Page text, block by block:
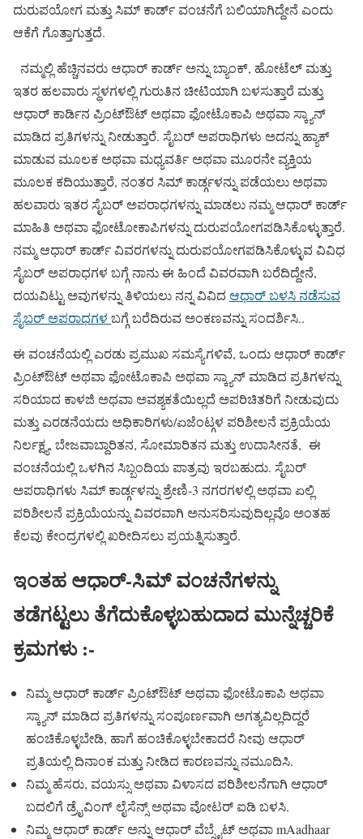
ದುರುಪಯೋಗ ಮತ್ತು ಸಿಮ್ ಕಾರ್ಡ್ ವಂಚನೆಗೆ ಬಲಿಯಾಗಿದ್ದೇನೆ ಎಂದು
ಆಕೆಗೆ ಗೊತ್ತಾಗುತ್ತದೆ.
ನಮ್ಮಲ್ಲಿ ಹೆಚ್ಚಿನವರು ಆಧಾರ್ ಕಾರ್ಡ್ ಅನ್ನು ಬ್ಯಾಂಕ್, ಹೋಟೆಲ್ ಮತ್ತು
ಇತರ ಹಲವಾರು ಸ್ಥಳಗಳಲ್ಲಿ ಗುರುತಿನ ಚೀಟಿಯಾಗಿ ಬಳಸುತ್ತಾರೆ ಮತ್ತು
ಆಧಾರ್ ಕಾರ್ಡಿನ ಪ್ರಿಂಟ್ಔಟ್ ಅಥವಾ ಫೋಟೊಕಾಪಿ ಅಥವಾ ಸ್ಕ್ಯಾನ್
ಮಾಡಿದ ಪ್ರತಿಗಳನ್ನು ನೀಡುತ್ತಾರೆ. ಸೈಬರ್ ಅಪರಾಧಿಗಳು ಅದನ್ನು ಹ್ಯಾಕ್
ಮಾಡುವ ಮೂಲಕ ಅಥವಾ ಮಧ್ಯವರ್ತಿ ಅಥವಾ ಮೂರನೇ ವ್ಯಕ್ತಿಯ
ಮೂಲಕ ಕದಿಯುತ್ತಾರೆ, ನಂತರ ಸಿಮ್ ಕಾರ್ಡ್ಗಳನ್ನು ಪಡೆಯಲು ಅಥವಾ
ಹಲವಾರು ಇತರ ಸೈಬರ್ ಅಪರಾಧಗಳನ್ನು ಮಾಡಲು ನಮ್ಮ ಆಧಾರ್ ಕಾರ್ಡ್
ಮಾಹಿತಿ ಅಥವಾ ಫೋಟೋಕಾಪಿಗಳನ್ನು ದುರುಪಯೋಗಪಡಿಸಿಕೊಳ್ಳುತ್ತಾರೆ.
ನಮ್ಮ ಆಧಾರ್ ಕಾರ್ಡ್ ವಿವರಗಳನ್ನು ದುರುಪಯೋಗಪಡಿಸಿಕೊಳ್ಳುವ ವಿವಿಧ
ಸೈಬರ್ ಅಪರಾಧಗಳ ಬಗ್ಗೆ ನಾನು ಈ ಹಿಂದೆ ವಿವರವಾಗಿ ಬರೆದಿದ್ದೇನೆ,
ದಯವಿಟ್ಟು ಅವುಗಳನ್ನು ತಿಳಿಯಲು ನನ್ನ ವಿವಿದ ಆಧಾರ್ ಬಳಸಿ ನಡೆಸುವ
ಸೈಬರ್ ಅಪರಾಧಗಳ ಬಗ್ಗೆ ಬರೆದಿರುವ ಅಂಕಣವನ್ನು ಸಂದರ್ಶಿಸಿ..
ಈ ವಂಚನೆಯಲ್ಲಿ ಎರಡು ಪ್ರಮುಖ ಸಮಸ್ಯೆಗಳಿವೆ, ಒಂದು ಆಧಾರ್ ಕಾರ್ಡ್
ಪ್ರಿಂಟ್ಔಟ್ ಅಥವಾ ಫೋಟೊಕಾಪಿ ಅಥವಾ ಸ್ಕ್ಯಾನ್ ಮಾಡಿದ ಪ್ರತಿಗಳನ್ನು
ಸರಿಯಾದ ಕಾಳಜಿ ಅಥವಾ ಅವಶ್ಯಕತೆಯಿಲ್ಲದೆ ಅಪರಿಚಿತರಿಗೆ ನೀಡುವುದು
ಮತ್ತು ಎರಡನೆಯದು ಅಧಿಕಾರಿಗಳು/ಏಜೆಂಟ್ಗಳ ಪರಿಶೀಲನೆ ಪ್ರಕ್ರಿಯೆಯ
ನಿರ್ಲಕ್ಷ್ಯ, ಬೇಜವಾಬ್ದಾರಿತನ, ಸೋಮಾರಿತನ ಮತ್ತು ಉದಾಸೀನತೆ, ಈ
ವಂಚನೆಯಲ್ಲಿ ಒಳಗಿನ ಸಿಬ್ಬಂದಿಯ ಪಾತ್ರವು ಇರಬಹುದು. ಸೈಬರ್
ಅಪರಾಧಿಗಳು ಸಿಮ್ ಕಾರ್ಡ್ಗಳನ್ನು ಶ್ರೇಣಿ-3 ನಗರಗಳಲ್ಲಿ ಅಥವಾ ಏಲ್ಲಿ
ಪರಿಶೀಲನೆ ಪ್ರಕ್ರಿಯೆಯನ್ನು ವಿವರವಾಗಿ ಅನುಸರಿಸುವುದಿಲ್ಲವೊ ಅಂತಹ
ಕೆಲವು ಕೇಂದ್ರಗಳಲ್ಲಿ ಖರೀದಿಸಲು ಪ್ರಯತ್ನಿಸುತ್ತಾರೆ.
ಇಂತಹ ಆಧಾರ್-ಸಿಮ್ ವಂಚನೆಗಳನ್ನು
ತಡೆಗಟ್ಟಲು ತೆಗೆದುಕೊಳ್ಳಬಹುದಾದ ಮುನ್ನೆಚ್ಚರಿಕೆ
ಕ್ರಮಗಳು :-
ನಿಮ್ಮ ಆಧಾರ್ ಕಾರ್ಡ್ ಪ್ರಿಂಟ್ಔಟ್ ಅಥವಾ ಫೋಟೊಕಾಪಿ ಅಥವಾ
ಸ್ಕ್ಯಾನ್ ಮಾಡಿದ ಪ್ರತಿಗಳನ್ನು ಸಂಪೂರ್ಣವಾಗಿ ಅಗತ್ಯವಿಲ್ಲದಿದ್ದರೆ
ಹಂಚಿಕೊಳ್ಳಬೇಡಿ, ಹಾಗೆ ಹಂಚಿಕೊಳ್ಳಬೇಕಾದರೆ ನೀವು ಆಧಾರ್
ಪ್ರತಿಯಲ್ಲಿ ದಿನಾಂಕ ಮತ್ತು ನೀಡಿದ ಕಾರಣವನ್ನು ನಮೂದಿಸಿ.
ನಿಮ್ಮ ಹೆಸರು, ವಯಸ್ಸು ಅಥವಾ ವಿಳಾಸದ ಪರಿಶೀಲನೆಗಾಗಿ ಆಧಾರ್
ಬದಲಿಗೆ ಡ್ರೈವಿಂಗ್ ಲೈಸೆನ್ಸ್ ಅಥವಾ ವೋಟರ್ ಐಡಿ ಬಳಸಿ.
ನಿಮ್ಮ ಆಧಾರ್ ಕಾರ್ಡ್ ಅನ್ನು ಆಧಾರ್ ವೆಬ್ಸೈಟ್ ಅಥವಾ mAadhaar